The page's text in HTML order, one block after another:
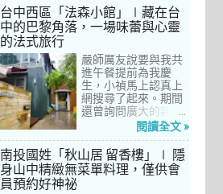
台中西區「法森小館」∣藏在台
中的巴黎角落，一場味蕾與心靈
的法式旅行
嚴師厲友說要與我共
進午餐提前為我慶
生，小禎馬上認真上
網搜尋了起來。期間
還曾詢問廣大的親友
們有沒有推薦的餐
阿姨及桄甄老師誠懇
給我建議，其他都是
一堆來亂的！哈～ 從
閱讀全文 »
南投國姓「秋山居 留香樓」∣ 隱
身山中精緻無菜單料理，僅供會
員預約好神祕